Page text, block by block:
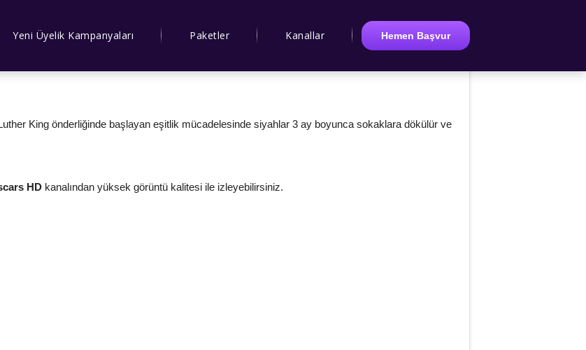
Yeni Üyelik Kampanyaları Paketler Kanallar Hemen Başvur
King önderliğinde başlayan eşitlik mücadelesinde siyahlar 3 ay boyunca sokaklara dökülür ve
HD kanalından yüksek görüntü kalitesi ile izleyebilirsiniz.